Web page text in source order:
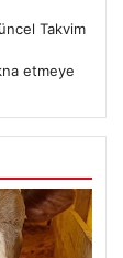
Takvim
etmeye